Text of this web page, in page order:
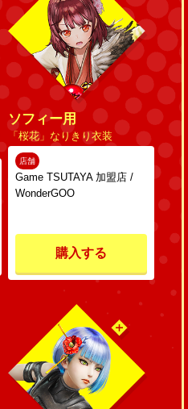
ソフィー用
「桜花」なりきり衣装
店舗
Game TSUTAYA 加盟店 /
WonderGOO
購入する